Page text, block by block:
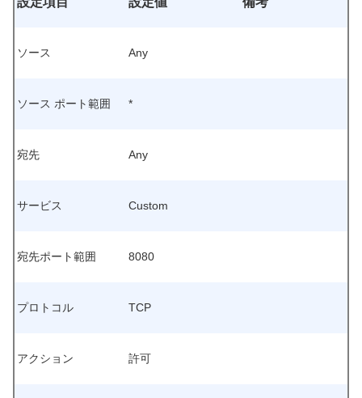
ソース Any
ソース ポート範囲 *
宛先 Any
サービス Custom
宛先ポート範囲 8080
プロトコル TCP
アクション 許可